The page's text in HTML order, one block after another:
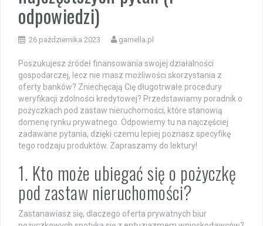
odpowiedzi)
26 października 2023 garnella.pl
Poszukujesz źródeł finansowania swojej działalności
gospodarczej, lecz nie masz możliwości skorzystania z
oferty banków? Zniechęcają Cię długotrwałe procedury
weryfikacji zdolności kredytowej? Przedstawiamy poradnik o
pożyczkach pod zastaw nieruchomości, które stanowią
domenę rynku prywatnego. Odpowiemy tu na najczęściej
zadawane pytania, dzięki czemu lepiej poznasz specyfikę
tego rodzaju produktów. Zapraszamy do lektury!
1. Kto może ubiegać się o pożyczkę
pod zastaw nieruchomości?
Zastanawiasz się, dlaczego oferta prywatnych biur